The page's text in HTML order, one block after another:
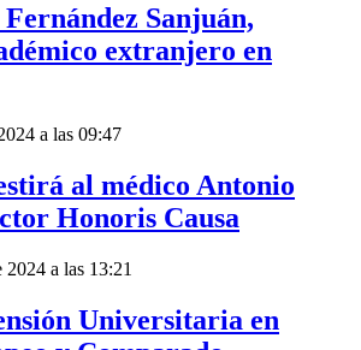
Sanjuán,
extranjero en
a las 09:47
al médico Antonio
Honoris Causa
a las 13:21
Universitaria en